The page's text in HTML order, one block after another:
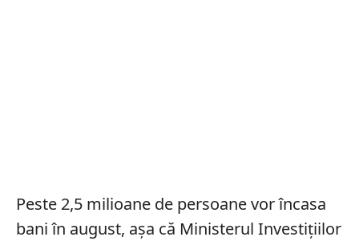
Peste 2,5 milioane de persoane vor încasa
bani în august, aşa că Ministerul Investiţiilor